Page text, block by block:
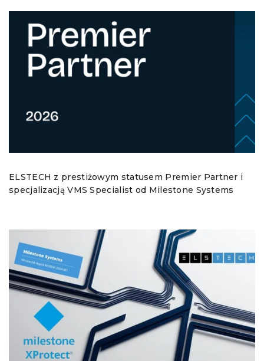
ELSTECH z prestiżowym statusem Premier Partner i
specjalizacją VMS Specialist od Milestone Systems